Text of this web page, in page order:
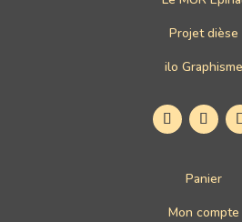
Projet dièse
ilo Graphisme
Panier
Mon compte